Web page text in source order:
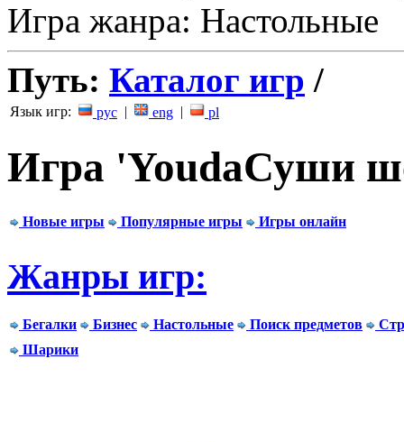
Игра жанра: Настольные
Путь: Каталог игр /
Язык игр: рус | eng | pl
Игра 'YoudaСуши
Новые игры Популярные игры Игры онлайн
Жанры игр:
Бегалки Бизнес Настольные Поиск предметов
Шарики